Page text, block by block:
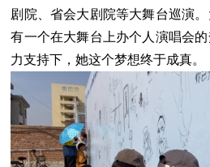
剧院、省会大剧院等大舞台巡演
有一个在大舞台上办个人演唱会
力支持下，她这个梦想终于成真。